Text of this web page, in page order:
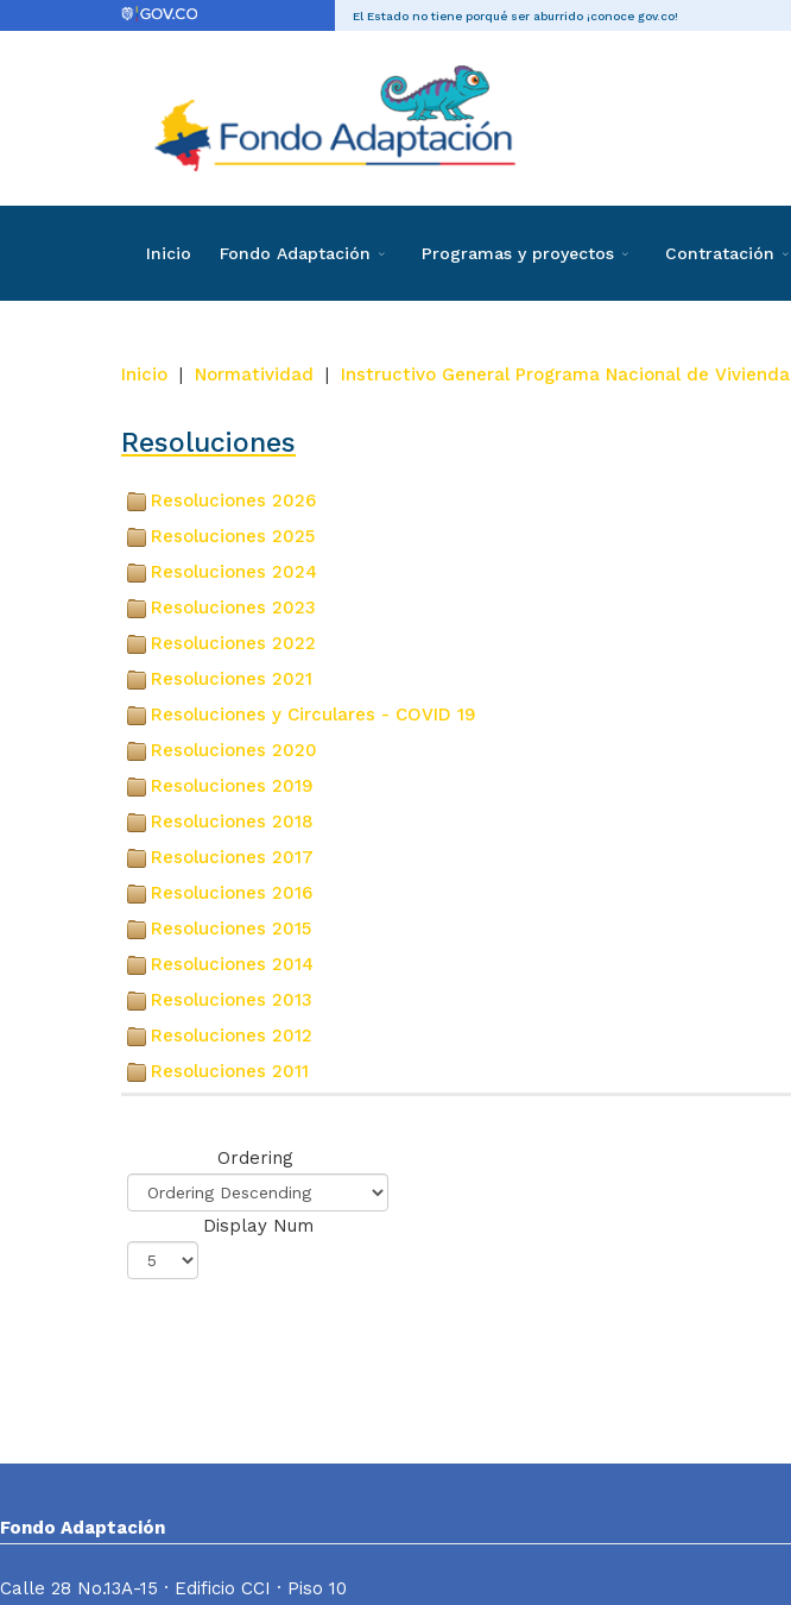
El Estado no tiene porqué ser aburrido ¡conoce gov.co!
Inicio Fondo Adaptación Programas y proyectos Contratación
Inicio | Normatividad | Instructivo General Programa Nacional de Vivienda
Resoluciones
Resoluciones 2026
Resoluciones 2025
Resoluciones 2024
Resoluciones 2023
Resoluciones 2022
Resoluciones 2021
Resoluciones y Circulares - COVID 19
Resoluciones 2020
Resoluciones 2019
Resoluciones 2018
Resoluciones 2017
Resoluciones 2016
Resoluciones 2015
Resoluciones 2014
Resoluciones 2013
Resoluciones 2012
Resoluciones 2011
Ordering
Display Num
Fondo Adaptación
Calle 28 No.13A-15 · Edificio CCI · Piso 10